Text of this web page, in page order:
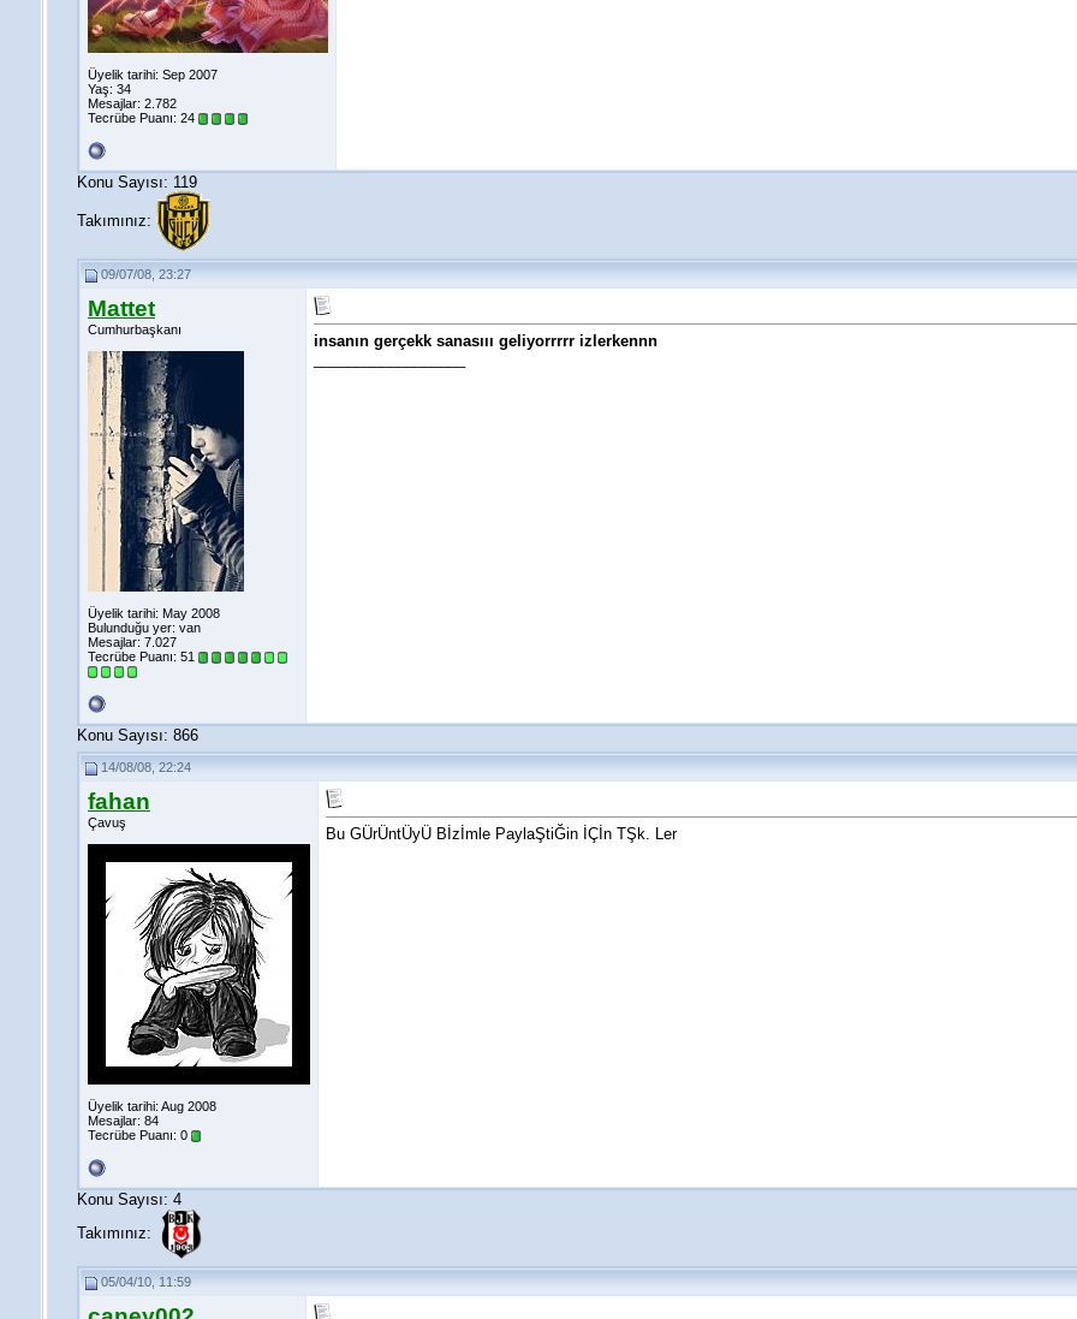
Üyelik tarihi: Sep 2007
Yaş: 34
Mesajlar: 2.782
Tecrübe Puanı: 24
Konu Sayısı: 119
Takımınız:
09/07/08, 23:27
Mattet
Cumhurbaşkanı
Üyelik tarihi: May 2008
Bulunduğu yer: van
Mesajlar: 7.027
Tecrübe Puanı: 51
insanın gerçekk sanasııı geliyorrrrr izlerkennn
Konu Sayısı: 866
14/08/08, 22:24
fahan
Çavuş
Üyelik tarihi: Aug 2008
Mesajlar: 84
Tecrübe Puanı: 0
Bu GÜrÜntÜyÜ Bİzİmle PaylaŞtiĞin İÇİn TŞk. Ler
Konu Sayısı: 4
Takımınız:
05/04/10, 11:59